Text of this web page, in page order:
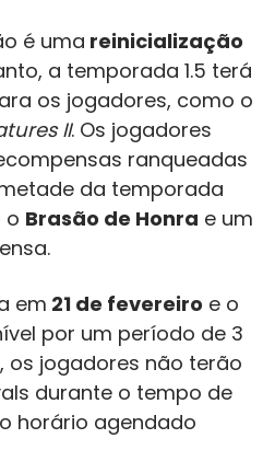
é uma reinicialização
a temporada 1.5 terá
os jogadores, como o
II. Os jogadores
ranqueadas
da temporada
o Brasão de Honra e um
em 21 de fevereiro e o
por um período de 3
os jogadores não terão
durante o tempo de
horário agendado